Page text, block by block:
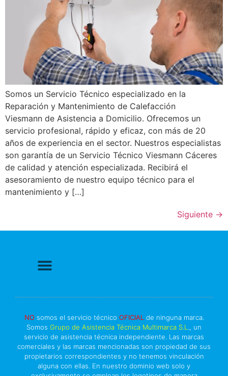
Somos un Servicio Técnico especializado en la
Reparación y Mantenimiento de Calefacción
Viesmann de Asistencia a Domicilio. Ofrecemos un
servicio profesional, rápido y eficaz, con más de 20
años de experiencia en el sector. Nuestros especialistas
son garantía de un Servicio Técnico Viesmann Cáceres
de calidad y atención especializada. Recibirá el
asesoramiento de nuestro equipo técnico para el
mantenimiento y […]
Siguiente →
NO somos el servicio técnico OFICIAL de ninguna marca.
Somos Grupo de Asistencia Técnica Multimarca S.L., un
servicio de asistencia técnica independiente. Las marcas
comerciales y las marcas mencionadas son propiedad de sus
propietarios correspondientes y no tenemos vinculación
alguna con ellas. En nuestro dominio web solo y